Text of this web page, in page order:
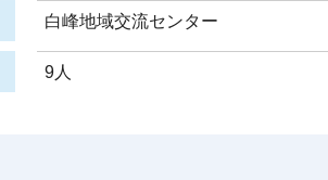
白峰地域交流センター
9人